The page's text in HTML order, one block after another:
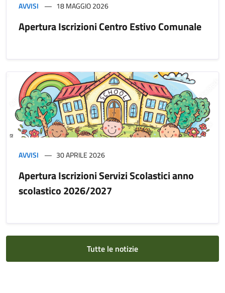
AVVISI 18 MAGGIO 2026
Apertura Iscrizioni Centro Estivo Comunale
AVVISI 30 APRILE 2026
Apertura Iscrizioni Servizi Scolastici anno
scolastico 2026/2027
Tutte le notizie